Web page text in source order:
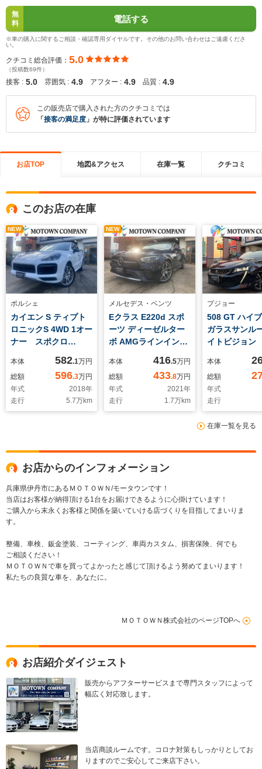
無
料
電話する
※車の購入に関するご相談・確認専用ダイヤルです。その他のお問い合わせはご遠慮くださ
い。
クチコミ総合評価： 5.0
（投稿数69件）
接客 : 5.0 雰囲気 : 4.9 アフター : 4.9 品質 : 4.9
この販売店で購入された方のクチコミでは
「 接客の満足度 」が特に評価されています
お店TOP 地図&アクセス 在庫一覧 クチコミ
このお店の在庫
NEW
ポルシェ
カイエン S ティプト
ロニックS 4WD 1オー
ナー スポクロ
インPKG PSCBブレ
ーキ パノラミックル
ーフ BOSEサウン
ド 純正オプション
21AW ベンチレータ
ト エントリードライ
ブ
本体 582.1万円
総額
596.3万円
年式
2018年
走行
5.7万km
NEW
メルセデス・ベンツ
Eクラス E220d スポ
ーツ ディーゼルター
ボ AMGラインインテ
ブPKG ブラックレ
ザーシート パワーシ
ート シートヒータ
ー LEDヘッドライ
ト 純正ナビ バッ
ッドアップディスプレ
イ
本体 416.5万円
総額
433.8万円
年式
2021年
走行
1.7万km
プジョー
508 GT ハイ
ガラスサン
イトビジョ
イ アンドロ
ト LEDヘッド
アダプティブ
Bluetooth コ
センサー前後
シフト 電動
本体
総額
年式
走行
在庫一覧を見る
お店からのインフォメーション
兵庫県伊丹市にあるＭＯＴＯＷＮ/モータウンです！
当店はお客様が納得頂ける1台をお届けできるように心掛けています！
ご購入から末永くお客様と関係を築いていける店づくりを目指してまいりま
す。
整備、車検、鈑金塗装、コーティング、車両カスタム、損害保険、何でも
ご相談ください！
ＭＯＴＯＷＮで車を買ってよかったと感じて頂けるよう努めてまいります！
私たちの良質な車を、あなたに。
ＭＯＴＯＷＮ株式会社のページTOPへ
お店紹介ダイジェスト
販売からアフターサービスまで専門スタッフによって
幅広く対応致します。
当店商談ルームです。コロナ対策もしっかりとしてお
りますのでご安心してご来店下さい。